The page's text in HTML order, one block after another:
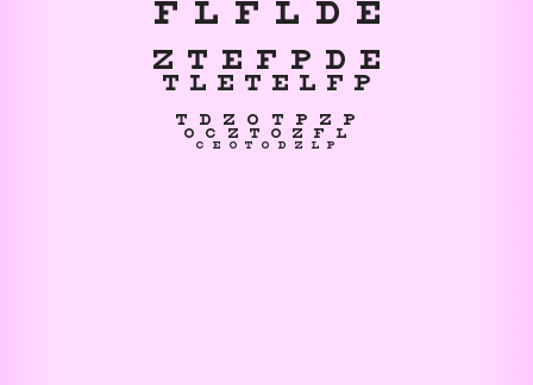
F L F L D E
Z T E F P D E
T L E T E L F P
T D Z O T P Z P
O C Z T O Z F L
C E O T O D Z L P